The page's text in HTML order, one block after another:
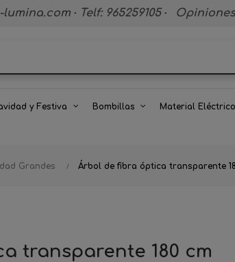
lumina.com · Telf: 965259105 ·
y Festiva Bombillas Material Eléctrico
Grandes Árbol de fibra óptica transparente
transparente 180 cm